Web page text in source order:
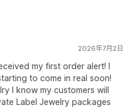
2026年7月2日
my first order alert! I
to come in real soon!
I know my customers will
Label Jewelry packages